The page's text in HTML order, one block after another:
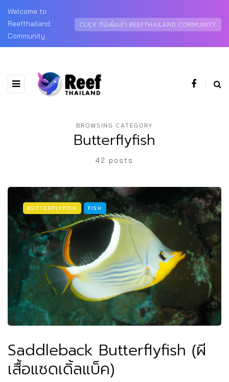
Welcome to
Reefthailand
Community
CLICK ที่นี่เพื่อเข้า REEFTHAILAND COMMUNITY
BROWSING CATEGORY
Butterflyfish
42 posts
BUTTERFLYFISH FISH
Saddleback Butterflyfish (ผี
เสื้อแซดเดิ้ลแบ็ค)